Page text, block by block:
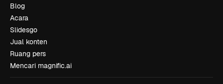
Blog
Acara
Slidesgo
Jual konten
Ruang pers
Mencari magnific.ai